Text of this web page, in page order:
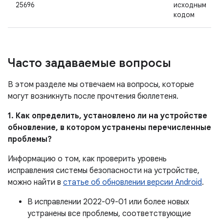
25696
исходным
кодом
Часто задаваемые вопросы
В этом разделе мы отвечаем на вопросы, которые
могут возникнуть после прочтения бюллетеня.
1. Как определить, установлено ли на устройстве
обновление, в котором устранены перечисленные
проблемы?
Информацию о том, как проверить уровень
исправления системы безопасности на устройстве,
можно найти в статье об обновлении версии Android.
В исправлении 2022-09-01 или более новых
устранены все проблемы, соответствующие